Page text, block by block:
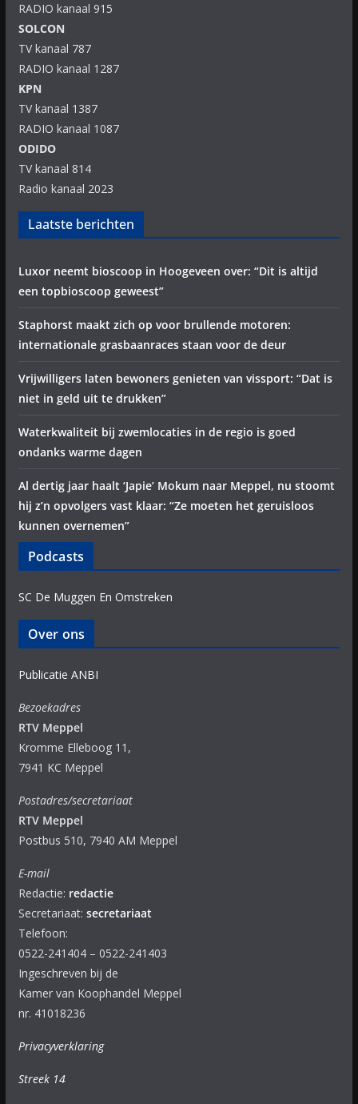
RADIO kanaal 915
SOLCON
TV kanaal 787
RADIO kanaal 1287
KPN
TV kanaal 1387
RADIO kanaal 1087
ODIDO
TV kanaal 814
Radio kanaal 2023
Laatste berichten
Luxor neemt bioscoop in Hoogeveen over: “Dit is altijd
een topbioscoop geweest”
Staphorst maakt zich op voor brullende motoren:
internationale grasbaanraces staan voor de deur
Vrijwilligers laten bewoners genieten van vissport: “Dat is
niet in geld uit te drukken”
Waterkwaliteit bij zwemlocaties in de regio is goed
ondanks warme dagen
Al dertig jaar haalt ‘Japie’ Mokum naar Meppel, nu stoomt
hij z’n opvolgers vast klaar: “Ze moeten het geruisloos
kunnen overnemen”
Podcasts
SC De Muggen En Omstreken
Over ons
Publicatie ANBI
Bezoekadres
RTV Meppel
Kromme Elleboog 11,
7941 KC Meppel
Postadres/secretariaat
RTV Meppel
Postbus 510, 7940 AM Meppel
E-mail
Redactie: redactie
Secretariaat: secretariaat
Telefoon:
0522-241404 – 0522-241403
Ingeschreven bij de
Kamer van Koophandel Meppel
nr. 41018236
Privacyverklaring
Streek 14